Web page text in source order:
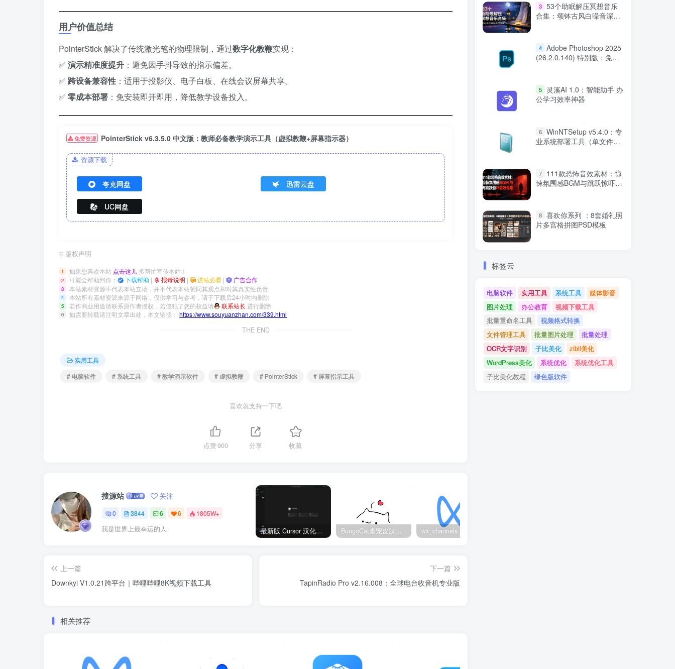
用户价值总结
PointerStick 解决了传统激光笔的物理限制，通过数字化教鞭实现：
✅ ​ 演示精准度提升 ​：避免因手抖导致的指示偏差。
✅ ​ 跨设备兼容性 ​：适用于投影仪、电子白板、在线会议屏幕共享。
✅ ​ 零成本部署 ​：免安装即开即用，降低教学设备投入。
免费资源 PointerStick v6.3.5.0 中文版：教师必备教学演示工具（虚拟教鞭+屏幕指示器）
资源下载
夸克网盘 迅雷云盘
UC网盘
© 版权声明
1 如果您喜欢本站 点击这儿 多帮忙宣传本站！
2 可能会帮助到你： 下载帮助 | 报毒说明 | 进站必看 | 广告合作
3 本站素材资源不代表本站立场，并不代表本站赞同其观点和对其真实性负责
4 本站所有素材资源来源于网络，仅供学习与参考，请于下载后24小时内删除
5 若作商业用途请联系原作者授权，若侵犯了您的权益请 联系站长 进行删除
6 如需要转载请注明文章出处，本文链接：https://www.souyuanzhan.com/339.html
THE END
实用工具
# 电脑软件
# 系统工具 # 教学演示软件 # 虚拟教鞭 # PointerStick # 屏幕指示工具
喜欢就支持一下吧
点赞900 分享 收藏
搜源站 关注
0 3844 6 6 1805W+
我是世界上最幸运的人 最新版 Cursor 汉化设置中文教程（两种简单方法，附中文语言包下载） BongoCat桌宠皮肤包大全：20款主题皮肤免费下载
上一篇
Downkyi V1.0.21跨平台｜哔哩哔哩8K视频下载工具
下一篇
TapinRadio Pro v2.16.008：全球电台收音机专业版
相关推荐
3 53个助眠解压冥想音乐
合集：颂钵古风白噪音深度
4 Adobe Photoshop 2025
(26.2.0.140) 特别版：免激
5
灵溪AI 1.0：智能助手 办
公学习效率神器
6 WinNTSetup v5.4.0：专
业系统部署工具（单文件绿
7
111款恐怖音效素材：惊
悚氛围感BGM与跳跃惊吓音
8 喜欢你系列 ：8套婚礼照
片多宫格拼图PSD模板
标签云
电脑软件 实用工具 系统工具
媒体影音
图片处理
办公教育
视频下载工具
批量重命名工具
视频格式转换
文件管理工具
批量图片处理
批量处理
OCR文字识别
子比美化
zibll美化
WordPress美化
系统优化
系统优化工具
子比美化教程
绿色版软件